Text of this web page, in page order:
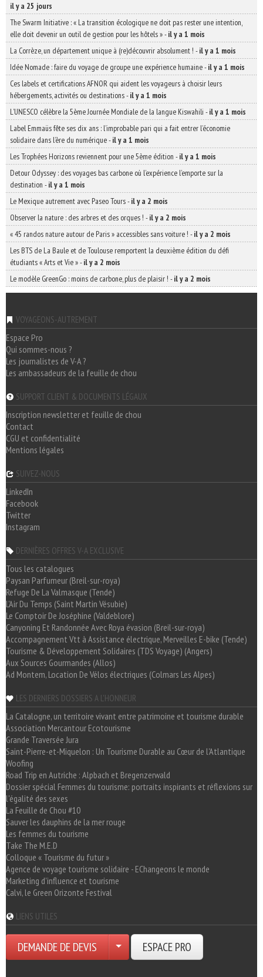
il y a 25 jours
The Swarm Initiative : « La transition écologique ne doit pas rester une intention,
elle doit devenir un outil de gestion pour les hôtels »-il y a 1 mois
La Corrèze, un département unique à (re)découvrir absolument ! -il y a 1 mois
Idée Nomade : faire du voyage de groupe une expérience humaine-il y a 1 mois
Ces labels et certifications AFNOR qui aident les voyageurs à choisir leurs
hébergements, activités ou destinations-il y a 1 mois
L’UNESCO célèbre la 5ème Journée Mondiale de la langue Kiswahili -il y a 1 mois
Label Emmaüs fête ses dix ans : l’improbable pari qui a fait entrer l’économie
solidaire dans l’ère du numérique-il y a 1 mois
Les Trophées Horizons reviennent pour une 5ème édition -il y a 1 mois
Detour Odyssey : des voyages bas carbone où l’expérience l’emporte sur la
destination -il y a 1 mois
Le Mexique autrement avec Paseo Tours-il y a 2 mois
Observer la nature : des arbres et des orques ! -il y a 2 mois
« 45 randos nature autour de Paris » accessibles sans voiture ! -il y a 2 mois
Les BTS de La Baule et de Toulouse remportent la deuxième édition du défi
étudiants « Arts et Vie »-il y a 2 mois
Le modèle GreenGo : moins de carbone, plus de plaisir ! -il y a 2 mois
VOYAGEONS-AUTREMENT
Espace Pro
Qui sommes-nous ?
Les journalistes de V-A ?
Les ambassadeurs de la feuille de chou
SUPPORT CLIENT & DOCUMENTS LÉGAUX
Inscription newsletter et feuille de chou
Contact
CGU et confidentialité
Mentions légales
SUIVEZ-NOUS
LinkedIn
Facebook
Twitter
Instagram
DERNIÈRES OFFRES V-A EXCLUSIVE
Tous les catalogues
Paysan Parfumeur (Breil-sur-roya)
Refuge De La Valmasque (Tende)
L'Air Du Temps (Saint Martin Vésubie)
Le Comptoir De Joséphine (Valdeblore)
Canyoning Et Randonnée Avec Roya évasion (Breil-sur-roya)
Accompagnement Vtt à Assistance électrique, Merveilles E-bike (Tende)
Tourisme & Développement Solidaires (TDS Voyage) (Angers)
Aux Sources Gourmandes (Allos)
Ad Montem, Location De Vélos électriques (Colmars Les Alpes)
LES DERNIERS DOSSIERS A L'HONNEUR
La Catalogne, un territoire vivant entre patrimoine et tourisme durable
Association Mercantour Ecotourisme
Grande Traversée Jura
Saint-Pierre-et-Miquelon : Un Tourisme Durable au Cœur de l'Atlantique
Woofing
Road Trip en Autriche : Alpbach et Bregenzerwald
Dossier spécial Femmes du tourisme: portraits inspirants et réflexions sur
l'égalité des sexes
La Feuille de Chou #10
Sauver les dauphins de la mer rouge
Les femmes du tourisme
Take The M.E.D
Colloque « Tourisme du futur »
Agence de voyage tourisme solidaire - EChangeons le monde
Marketing d'influence et tourisme
Calvi, le Green Orizonte Festival
LIENS UTILES
DEMANDE DE DEVIS ESPACE PRO